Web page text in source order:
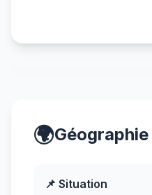
🌍Géographie
📌 Situation